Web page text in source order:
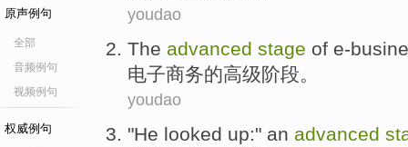
原声例句
全部
音频例句
视频例句
权威例句
youdao
The advanced stage of e-
电子商务的高级阶段。
youdao
"He looked up:" an advanced